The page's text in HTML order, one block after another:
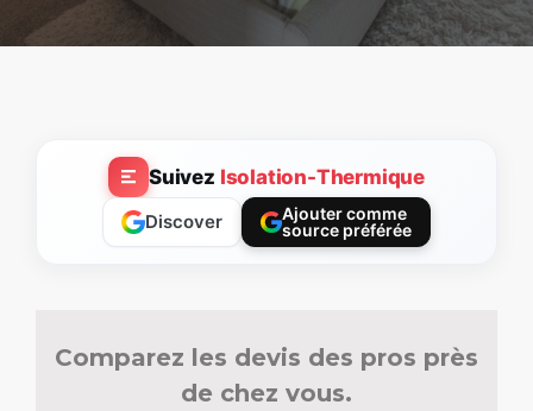
Suivez Isolation-Thermique
Discover
Ajouter comme
source préférée
Comparez les devis des pros près
de chez vous.